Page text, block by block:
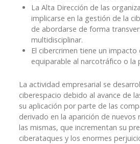
La Alta Dirección de las
implicarse en la gestión de la
de abordarse de forma
multidisciplinar.
El cibercrimen tiene un
equiparable al narcotráfico o la
La actividad empresarial se
ciberespacio debido al avance de
su aplicación por parte de las
derivado en la aparición de nuevos
las mismas, que incrementan su
ciberataques y los enormes